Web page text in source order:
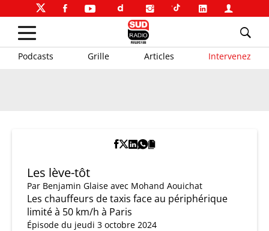
Podcasts Grille Articles Intervenez
Les lève-tôt
Par Benjamin Glaise avec Mohand Aouichat
Les chauffeurs de taxis face au périphérique
limité à 50 km/h à Paris
Épisode du jeudi 3 octobre 2024